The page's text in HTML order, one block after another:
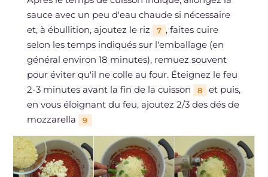
sauce avec un peu d'eau chaude si nécessaire
et, à ébullition, ajoutez le riz
7 , faites cuire
selon les temps indiqués sur l'emballage (en
général environ 18 minutes), remuez souvent
pour éviter qu'il ne colle au four. Éteignez le feu
2-3 minutes avant la fin de la cuisson
8
et puis,
en vous éloignant du feu, ajoutez 2/3 des dés de
mozzarella
9